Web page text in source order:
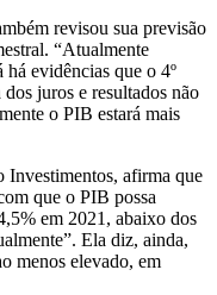
revisou sua previsão
“Atualmente
evidências que o 4º
juros e resultados não
o PIB estará mais
Investimentos, afirma que
que o PIB possa
em 2021, abaixo dos
Ela diz, ainda,
menos elevado, em